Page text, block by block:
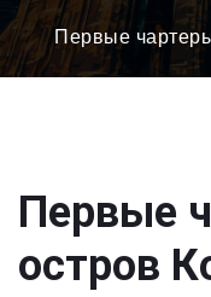
Первые
Первые
остров